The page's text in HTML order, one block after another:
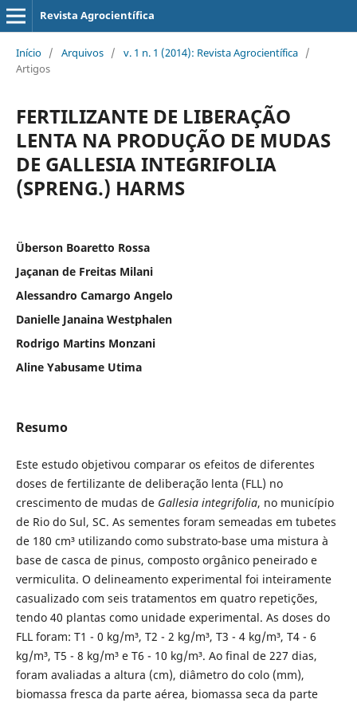
Revista Agrocientífica
Início / Arquivos / v. 1 n. 1 (2014): Revista Agrocientífica /
Artigos
FERTILIZANTE DE LIBERAÇÃO
LENTA NA PRODUÇÃO DE MUDAS
DE GALLESIA INTEGRIFOLIA
(SPRENG.) HARMS
Überson Boaretto Rossa
Jaçanan de Freitas Milani
Alessandro Camargo Angelo
Danielle Janaina Westphalen
Rodrigo Martins Monzani
Aline Yabusame Utima
Resumo
Este estudo objetivou comparar os efeitos de diferentes
doses de fertilizante de deliberação lenta (FLL) no
crescimento de mudas de Gallesia integrifolia, no município
de Rio do Sul, SC. As sementes foram semeadas em tubetes
de 180 cm³ utilizando como substrato-base uma mistura à
base de casca de pinus, composto orgânico peneirado e
vermiculita. O delineamento experimental foi inteiramente
casualizado com seis tratamentos em quatro repetições,
tendo 40 plantas como unidade experimental. As doses do
FLL foram: T1 - 0 kg/m³, T2 - 2 kg/m³, T3 - 4 kg/m³, T4 - 6
kg/m³, T5 - 8 kg/m³ e T6 - 10 kg/m³. Ao final de 227 dias,
foram avaliadas a altura (cm), diâmetro do colo (mm),
biomassa fresca da parte aérea, biomassa seca da parte